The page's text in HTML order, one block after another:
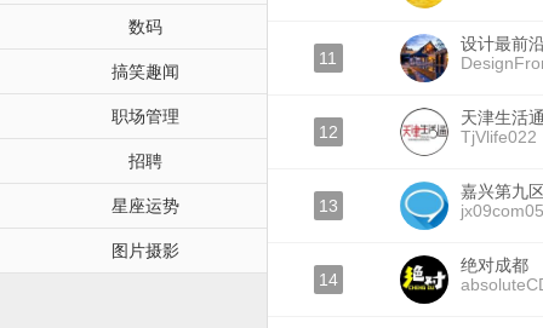
数码
搞笑趣闻
职场管理
招聘
星座运势
图片摄影
11
设计最前
12
天津生活
TjVlife022
13
嘉兴第九
14
绝对成都